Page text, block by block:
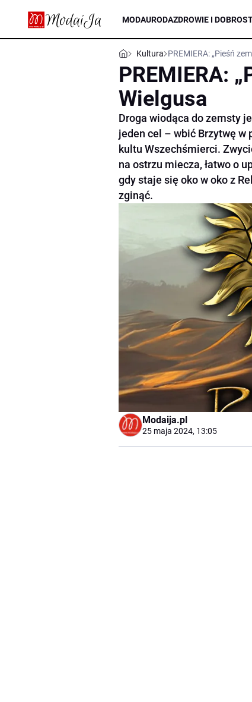
MODAURODAZDROWIE I
Kultura PREMIERA: „Pieśń
PREMIERA:
Wielgusa
Droga wiodąca do zemsty
jeden cel – wbić Brzytwę w
kultu Wszechśmierci.
na ostrzu miecza, łatwo o
gdy staje się oko w oko z
zginąć.
Modaija.pl
25 maja 2024, 13:05